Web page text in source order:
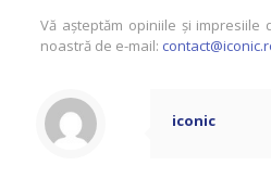
Vă așteptăm opiniile și impresiile
noastră de e-mail:
iconic